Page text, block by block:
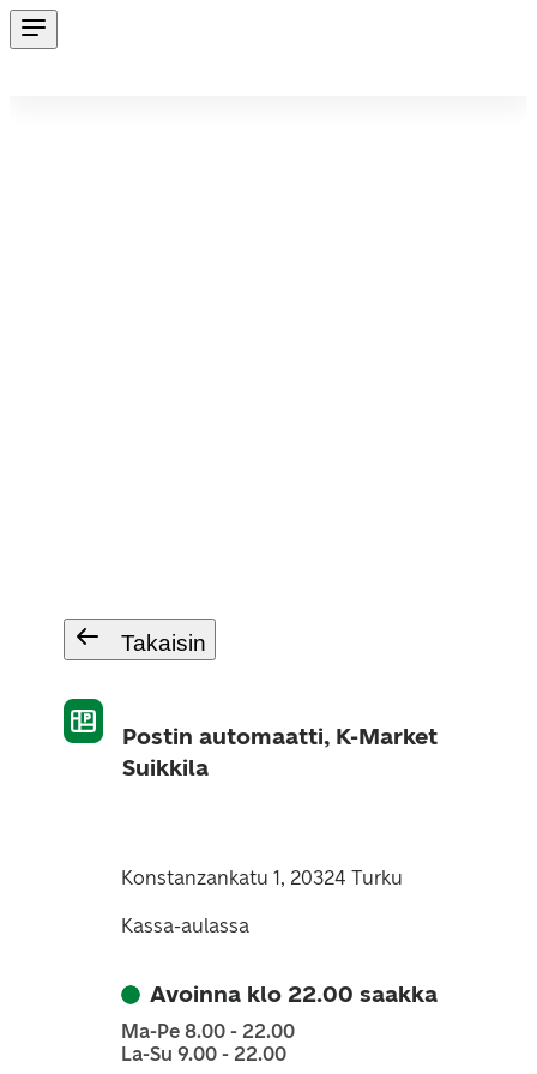
Takaisin
Postin automaatti, K-Market
Suikkila
Konstanzankatu 1, 20324 Turku
Kassa-aulassa
Avoinna klo 22.00 saakka
Ma-Pe 8.00 - 22.00
La-Su 9.00 - 22.00